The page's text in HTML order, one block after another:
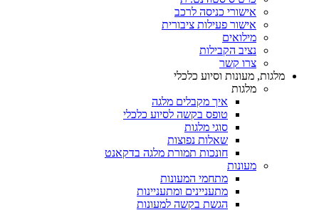
אישורי כניסה לרכב
אישור פעילות ציבורית
מילואים
נציב הקבילות
צרו קשר
מלגות, מעונות וסיוע כלכלי
מלגות
איך מקבלים מלגה
טופס בקשה לסיוע כלכלי
סוגי מלגות
שאלות נפוצות
חונכות תמורת מלגה בדקאנט
מעונות
מתחמי המעונות
מתעניינים ומתעניינות
הגשת בקשה למעונות